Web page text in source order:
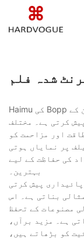
شدہ فلم
Haimu کی Bopp پرنٹ شدہ فلم متحرک، مرضی کے مطابق ڈیزائن کے
کرتی ہے۔ مختلف
اور مزاحمت کو
پر نمایاں ہوتی
کی حفاظت کے لیے
بہترین۔
پیش کرتی
بناتی ہے۔ اس
مصنوعات کے تحفظ
ہے۔ مزید برآں،
کو بڑھاتے ہیں،